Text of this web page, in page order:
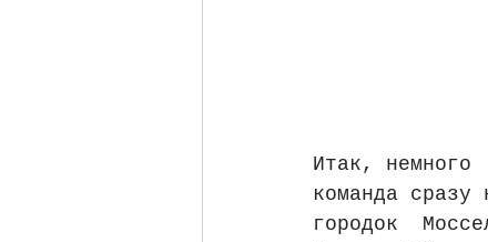
Итак, немного
команда сразу
городок